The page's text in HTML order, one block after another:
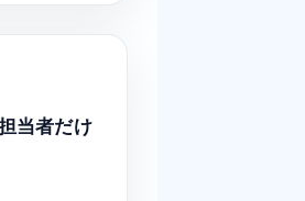
当者だけ